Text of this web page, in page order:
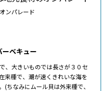
ンパレード
ベキュー
、大きいものでは長さが３０セ
来種で、潮が速くきれいな海を
ちなみにムール貝は外来種で、